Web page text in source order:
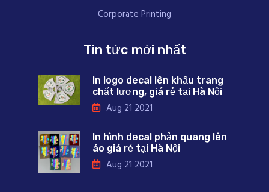
Corporate Printing
Tin tức mới nhất
In logo decal lên khẩu trang
chất lượng, giá rẻ tại Hà Nội
Aug 21 2021
In hình decal phản quang lên
áo giá rẻ tại Hà Nội
Aug 21 2021